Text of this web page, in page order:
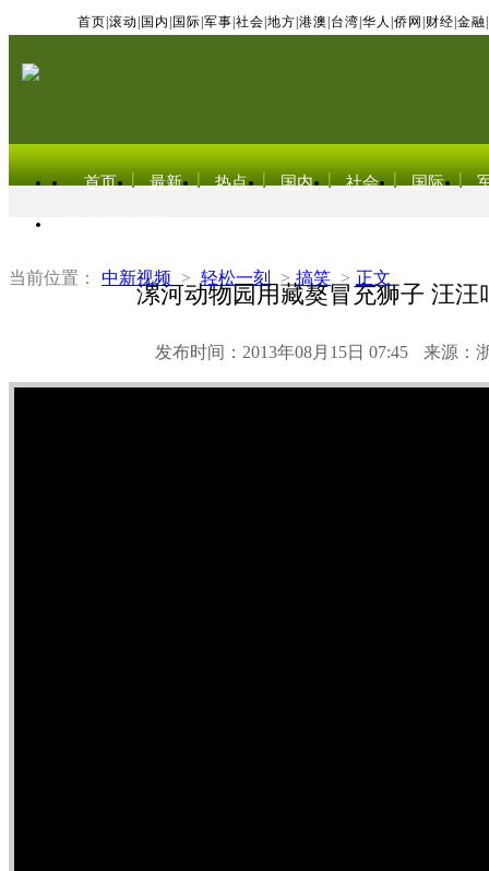
首页 滚动 国内 国际 军事 社会 地方 港澳 台湾 华人 侨网 财经 金融
首页 最新 热点 国内 社会 国际
当前位置： 中新视频 > 轻松一刻 > 搞笑 > 正文
漯河动物园用藏獒冒充狮子 汪汪
发布时间：2013年08月15日 07:45 来源：